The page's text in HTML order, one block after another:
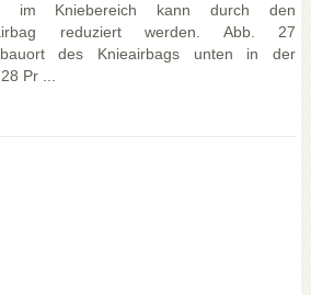
im Kniebereich kann durch den
reduziert werden. Abb. 27
des Knieairbags unten in der
Pr ...